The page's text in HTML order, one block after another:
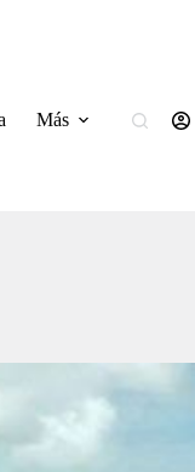
Más